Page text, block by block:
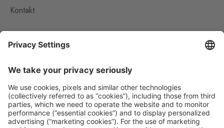
Kontakt
Impressum
Datenschutz
Die Travel FREE App zum Download